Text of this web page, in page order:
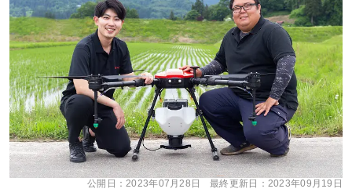
公開日：2023年07月28日 最終更新日： 2023年09月19日